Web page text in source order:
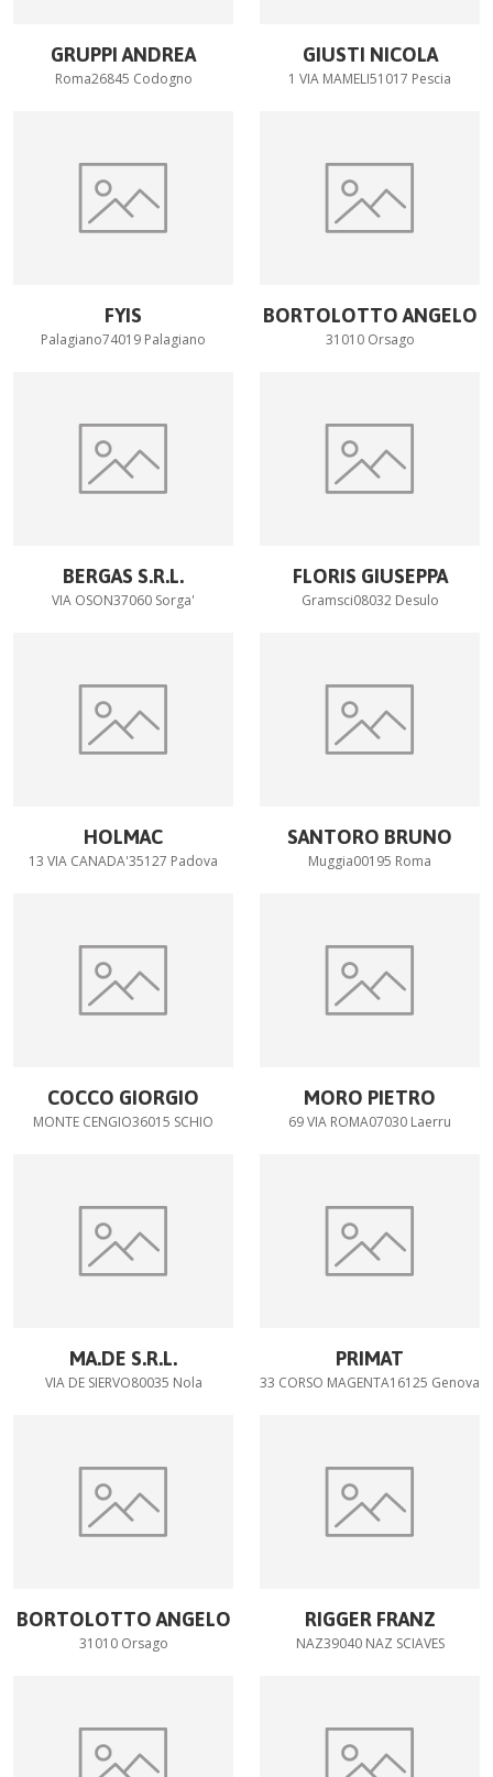
GRUPPI ANDREA
Roma26845 Codogno
GIUSTI NICOLA
1 VIA MAMELI51017 Pescia
FYIS
Palagiano74019 Palagiano
BORTOLOTTO ANGELO
31010 Orsago
BERGAS S.R.L.
VIA OSON37060 Sorga'
FLORIS GIUSEPPA
Gramsci08032 Desulo
HOLMAC
13 VIA CANADA'35127 Padova
SANTORO BRUNO
Muggia00195 Roma
COCCO GIORGIO
MONTE CENGIO36015 SCHIO
MORO PIETRO
69 VIA ROMA07030 Laerru
MA.DE S.R.L.
VIA DE SIERVO80035 Nola
PRIMAT
33 CORSO MAGENTA16125 Genova
BORTOLOTTO ANGELO
31010 Orsago
RIGGER FRANZ
NAZ39040 NAZ SCIAVES